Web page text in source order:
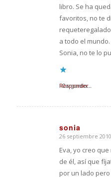
libro. Se ha
favoritos, no te
a todo el mundo.
Sonia, no te lo
Cargando...
Responder
sonia
Dice:
26 septiembre
Eva, yo creo
de él, así que
por un lado